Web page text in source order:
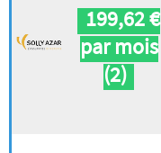
199,62 €
par mois
(2)